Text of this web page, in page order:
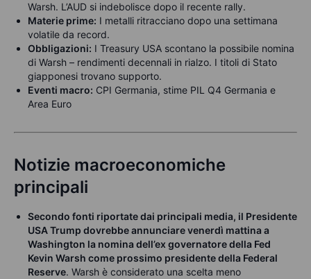
Warsh. L’AUD si indebolisce dopo il recente rally.
Materie prime: I metalli ritracciano dopo una settimana
volatile da record.
Obbligazioni: I Treasury USA scontano la possibile nomina
di Warsh – rendimenti decennali in rialzo. I titoli di Stato
giapponesi trovano supporto.
Eventi macro: CPI Germania, stime PIL Q4 Germania e
Area Euro
Notizie macroeconomiche
principali
Secondo fonti riportate dai principali media, il Presidente
USA Trump dovrebbe annunciare venerdì mattina a
Washington la nomina dell’ex governatore della Fed
Kevin Warsh come prossimo presidente della Federal
Reserve. Warsh è considerato una scelta meno